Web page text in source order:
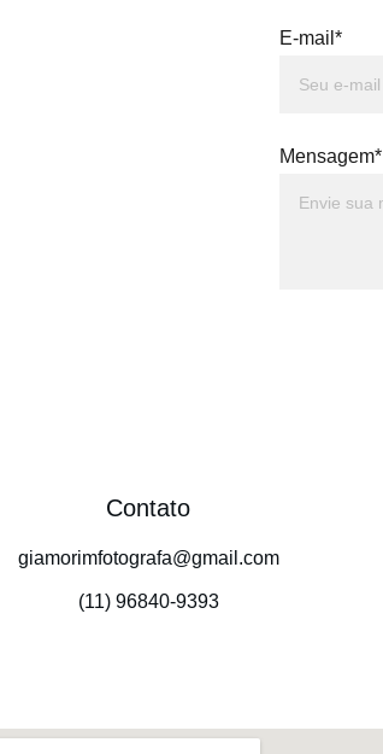
E-mail*
Mensagem*
Contato
giamorimfotografa@gmail.com
(11) 96840-9393